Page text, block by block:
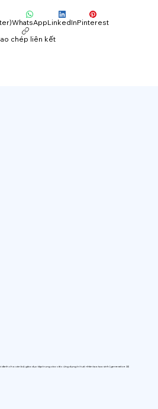
WhatsAppLinkedInPinterest
chép liên kết
cho cán bộ giáo dục tập trung vào việc ứng dụng trí tuệ nhân tạo tạo sinh (generative AI)